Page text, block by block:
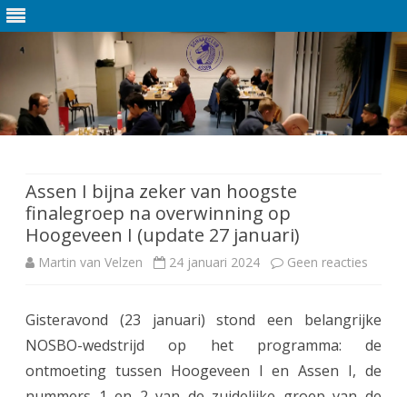
de
inhoud
Assen I bijna zeker van hoogste
finalegroep na overwinning op
Hoogeveen I (update 27 januari)
Martin van Velzen 24 januari 2024 Geen reacties
A
s
Gisteravond (23 januari) stond een belangrijke
NOSBO-wedstrijd op het programma: de
ontmoeting tussen Hoogeveen I en Assen I, de